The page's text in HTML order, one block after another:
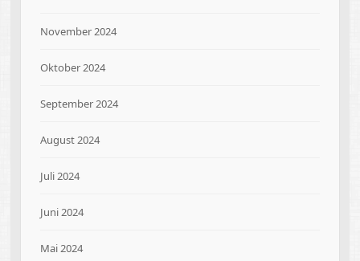
November 2024
Oktober 2024
September 2024
August 2024
Juli 2024
Juni 2024
Mai 2024